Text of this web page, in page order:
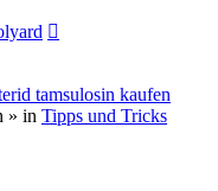
tamsulosin kaufen
» in Tipps und Tricks